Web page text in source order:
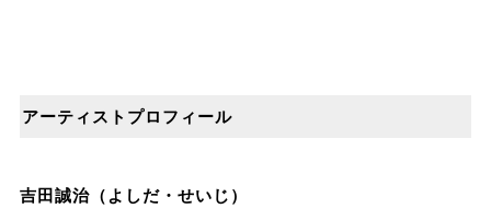
アーティストプロフィール
吉田誠治（よしだ・せいじ）